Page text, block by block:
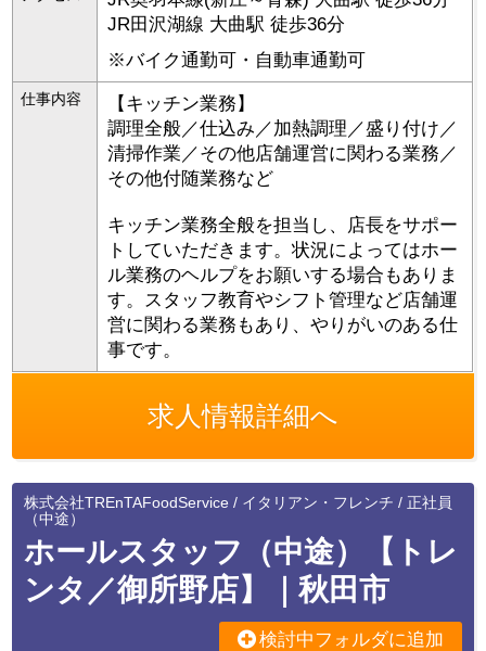
JR田沢湖線 大曲駅 徒歩36分
※バイク通勤可・自動車通勤可
仕事内容
【キッチン業務】
調理全般／仕込み／加熱調理／盛り付け／
清掃作業／その他店舗運営に関わる業務／
その他付随業務など
キッチン業務全般を担当し、店長をサポー
トしていただきます。状況によってはホー
ル業務のヘルプをお願いする場合もありま
す。スタッフ教育やシフト管理など店舗運
営に関わる業務もあり、やりがいのある仕
事です。
求人情報詳細へ
株式会社TREnTAFoodService / イタリアン・フレンチ / 正社員
（中途）
ホールスタッフ（中途）【トレ
ンタ／御所野店】｜秋田市
検討中フォルダに追加